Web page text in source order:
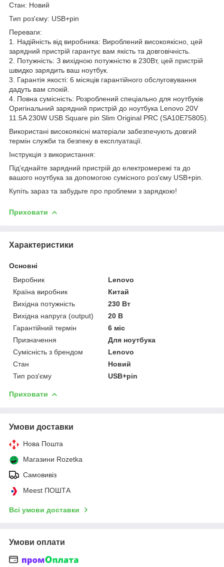
Стан: Новий
Тип роз'єму: USB+pin
Переваги:
1. Надійність від виробника: Вироблений високоякісно, цей
зарядний пристрій гарантує вам якість та довговічність.
2. Потужність: З вихідною потужністю в 230Вт, цей пристрій
швидко зарядить ваш ноутбук.
3. Гарантія якості: 6 місяців гарантійного обслуговування
дадуть вам спокій.
4. Повна сумісність: Розроблений спеціально для ноутбуків
Оригінальний зарядний пристрій до ноутбука Lenovo 20V
11.5A 230W USB Square pin Slim Original PRC (SA10E75805).
Використані високоякісні матеріали забезпечують довгий
термін служби та безпеку в експлуатації.
Інструкція з використання:
Під'єднайте зарядний пристрій до електромережі та до
вашого ноутбука за допомогою сумісного роз'єму USB+pin.
Купіть зараз та забудьте про проблеми з зарядкою!
Приховати
Характеристики
Основні
Виробник
Lenovo
Країна виробник
Китай
Вихідна потужність
230 Вт
Вихідна напруга (output)
20 В
Гарантійний термін
6 міс
Призначення
Для ноутбука
Сумісність з брендом
Lenovo
Стан
Новий
Тип роз'єму
USB+pin
Приховати
Умови доставки
Нова Пошта
Магазини Rozetka
Самовивіз
Meest ПОШТА
Всі умови доставки
Умови оплати